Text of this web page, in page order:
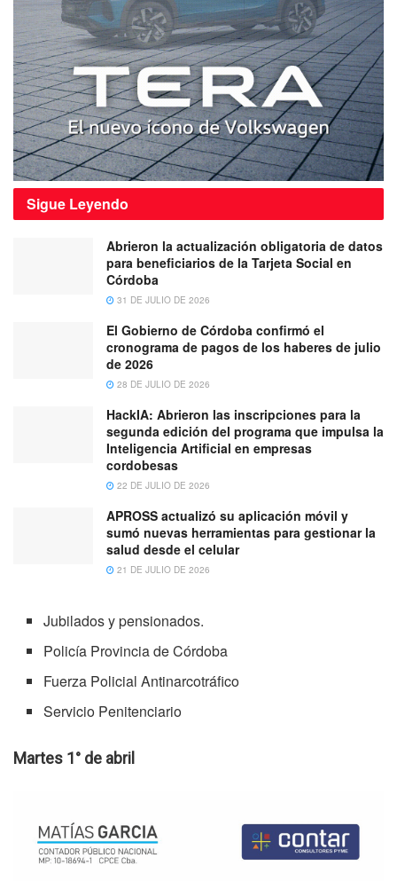
Sigue Leyendo
Abrieron la actualización obligatoria de datos
para beneficiarios de la Tarjeta Social en
Córdoba
31 DE JULIO DE 2026
El Gobierno de Córdoba confirmó el
cronograma de pagos de los haberes de julio
de 2026
28 DE JULIO DE 2026
HackIA: Abrieron las inscripciones para la
segunda edición del programa que impulsa la
Inteligencia Artificial en empresas
cordobesas
22 DE JULIO DE 2026
APROSS actualizó su aplicación móvil y
sumó nuevas herramientas para gestionar la
salud desde el celular
21 DE JULIO DE 2026
Jubilados y pensionados.
Policía Provincia de Córdoba
Fuerza Policial Antinarcotráfico
Servicio Penitenciario
Martes 1° de abril